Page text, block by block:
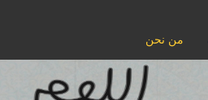
من نحن